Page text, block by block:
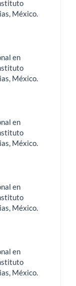
México.
en
México.
en
México.
en
México.
en
México.